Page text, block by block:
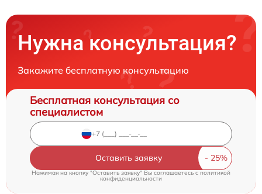
Нужна консультация?
Закажите бесплатную консультацию
Бесплатная консультация со
специалистом
Оставить заявку
Нажимая на кнопку "Оставить заявку" Вы соглашаетесь cполитикой
конфиденциальности